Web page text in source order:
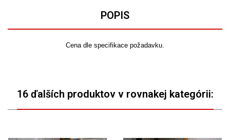
POPIS
Cena dle specifikace požadavku.
16 ďalších produktov v rovnakej kategórii: